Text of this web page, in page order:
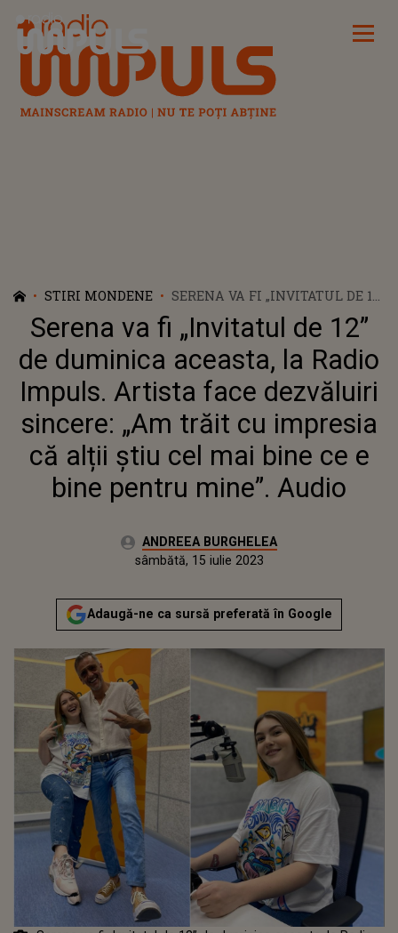
Radio Impuls
STIRI MONDENE
SERENA VA FI „INVITATUL DE 12”
DE DUMINICA ACEASTA, LA
RADIO IMPULS. ARTISTA FACE
DEZVĂLUIRI SINCERE: „AM
TRĂIT CU IMPRESIA CĂ ALȚII
ȘTIU CEL MAI BINE CE E BINE
Serena va fi „Invitatul de 12”
de duminica aceasta, la Radio
Impuls. Artista face dezvăluiri
sincere: „Am trăit cu impresia
că alții știu cel mai bine ce e
bine pentru mine”. Audio
Autor:ANDREEA BURGHELEA
Actualizat:
sâmbătă, 15 iulie 2023
Adaugă-ne ca sursă preferată în Google